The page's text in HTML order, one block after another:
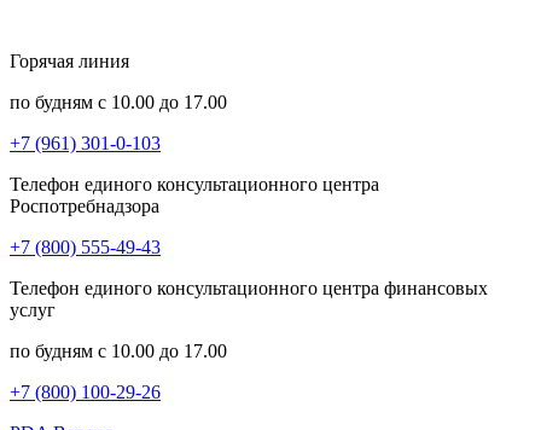
Горячая линия
по будням с 10.00 до 17.00
+7 (961) 301-0-103
Телефон единого консультационного центра
Роспотребнадзора
+7 (800) 555-49-43
Телефон единого консультационного центра финансовых
услуг
по будням с 10.00 до 17.00
+7 (800) 100-29-26